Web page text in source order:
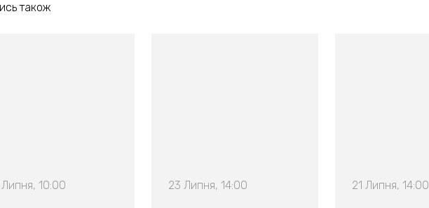
також
10:00 23 Липня, 14:00 21 Липня, 14:00